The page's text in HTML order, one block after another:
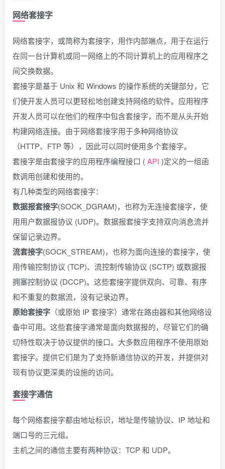
网络套接字
网络套接字，或简称为套接字，用作内部端点，用于在运行
在同一台计算机或同一网络上的不同计算机上的应用程序之
间交换数据。
套接字是基于 Unix 和 Windows 的操作系统的关键部分，它
们使开发人员可以更轻松地创建支持网络的软件。应用程序
开发人员可以在他们的程序中包含套接字，而不是从头开始
构建网络连接。由于网络套接字用于多种网络协议
（HTTP、FTP 等），因此可以同时使用多个套接字。
套接字是由套接字的应用程序编程接口 (API )定义的一组函
数调用创建和使用的。
有几种类型的网络套接字：
数据报套接字(SOCK_DGRAM)，也称为无连接套接字，使
用用户数据报协议 (UDP)。数据报套接字支持双向消息流并
保留记录边界。
流套接字(SOCK_STREAM)，也称为面向连接的套接字，使
用传输控制协议 (TCP)、流控制传输协议 (SCTP) 或数据报
拥塞控制协议 (DCCP)。这些套接字提供双向、可靠、有序
和不重复的数据流，没有记录边界。
原始套接字 （或原始 IP 套接字）通常在路由器和其他网络设
备中可用。这些套接字通常是面向数据报的，尽管它们的确
切特性取决于协议提供的接口。大多数应用程序不使用原始
套接字。提供它们是为了支持新通信协议的开发，并提供对
现有协议更深奥的设施的访问。
套接字通信
每个网络套接字都由地址标识，地址是传输协议、IP 地址和
端口号的三元组。
主机之间的通信主要有两种协议：TCP 和 UDP。